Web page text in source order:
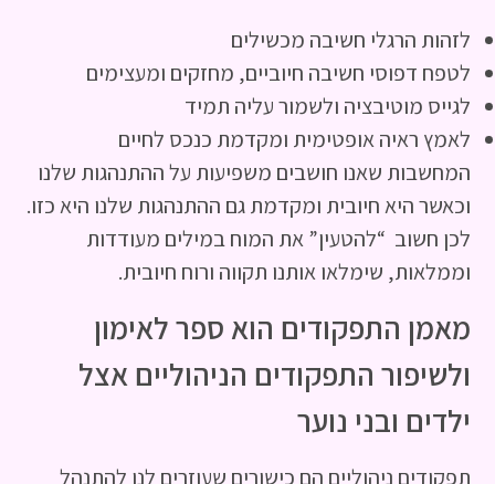
לזהות הרגלי חשיבה מכשילים
לטפח דפוסי חשיבה חיוביים, מחזקים ומעצימים
לגייס מוטיבציה ולשמור עליה תמיד
לאמץ ראיה אופטימית ומקדמת כנכס לחיים
המחשבות שאנו חושבים משפיעות על ההתנהגות שלנו
וכאשר היא חיובית ומקדמת גם ההתנהגות שלנו היא כזו.
לכן חשוב “להטעין” את המוח במילים מעודדות
וממלאות, שימלאו אותנו תקווה ורוח חיובית.
מאמן התפקודים הוא ספר לאימון
ולשיפור התפקודים הניהוליים אצל
ילדים ובני נוער
תפקודים ניהוליים הם כישורים שעוזרים לנו להתנהל